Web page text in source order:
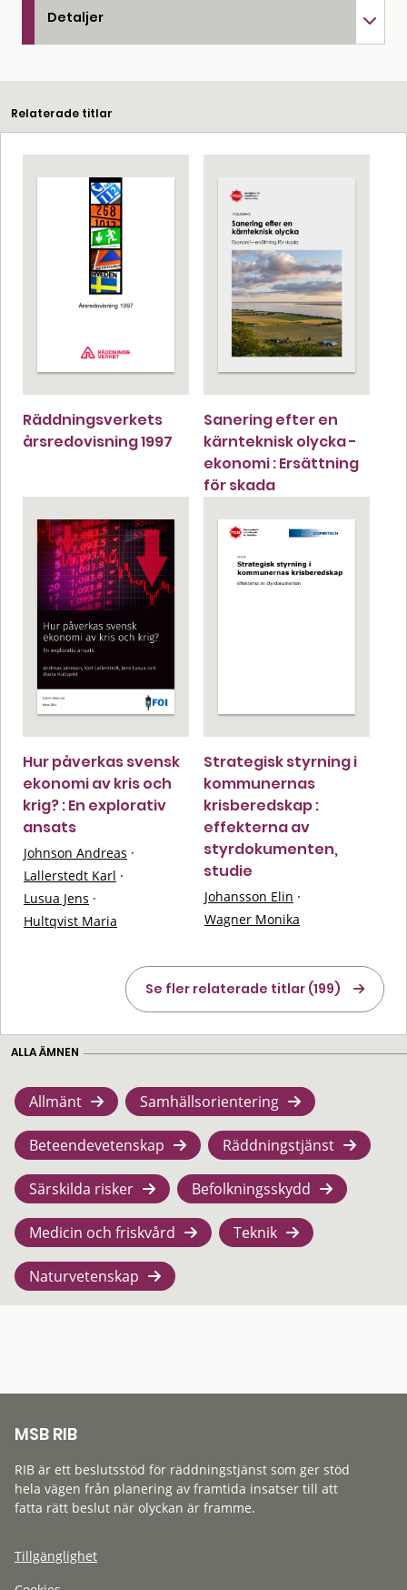
Detaljer
Relaterade titlar
Räddningsverkets
årsredovisning 1997
Sanering efter en
kärnteknisk olycka -
ekonomi : Ersättning
för skada
Hur påverkas svensk
ekonomi av kris och
krig? : En explorativ
ansats
Johnson Andreas ·
Lallerstedt Karl ·
Lusua Jens ·
Hultqvist Maria
Strategisk styrning i
kommunernas
krisberedskap :
effekterna av
styrdokumenten,
studie
Johansson Elin ·
Wagner Monika
Se fler relaterade titlar (199)
ALLA ÄMNEN
Allmänt Samhällsorientering
Beteendevetenskap Räddningstjänst
Särskilda risker Befolkningsskydd
Medicin och friskvård Teknik
Naturvetenskap
MSB RIB
RIB är ett beslutsstöd för räddningstjänst som ger stöd
hela vägen från planering av framtida insatser till att
fatta rätt beslut när olyckan är framme.
Tillgänglighet